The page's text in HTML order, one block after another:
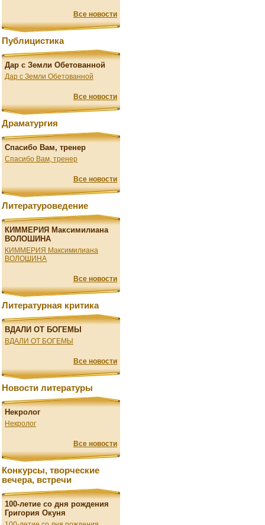
Все новости
Публицистика
Дар с Земли Обетованной
Дар с Земли Обетованной
Все новости
Драматургия
Спасибо Вам, тренер
Спасибо Вам, тренер
Все новости
Литературоведение
КИММЕРИЯ Максимилиана
ВОЛОШИНА
КИММЕРИЯ Максимилиана
ВОЛОШИНА
Все новости
Литературная критика
ВДАЛИ ОТ БОГЕМЫ
ВДАЛИ ОТ БОГЕМЫ
Все новости
Новости литературы
Некролог
Некролог
Все новости
Конкурсы, творческие
вечера, встречи
100-летие со дня рождения
Григория Окуня